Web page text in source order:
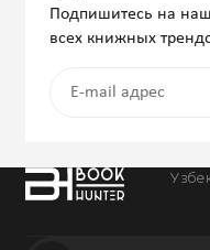
Подпишитесь на
всех книжных